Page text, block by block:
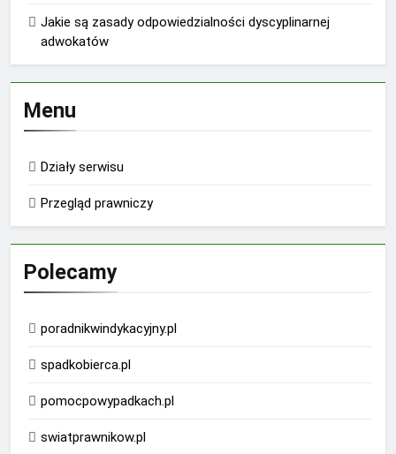
Jakie są zasady odpowiedzialności dyscyplinarnej
adwokatów
Menu
Działy serwisu
Przegląd prawniczy
Polecamy
poradnikwindykacyjny.pl
spadkobierca.pl
pomocpowypadkach.pl
swiatprawnikow.pl